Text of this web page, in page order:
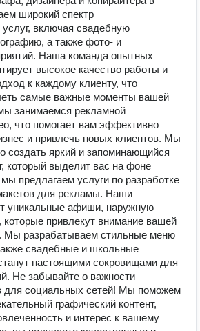
широкий спектр
включая свадебную
а также фото- и
Наша команда опытных
высокое качество работы и
к каждому клиенту, что
самые важные моменты вашей
занимаемся рекламной
что помогает вам эффективно
и привлечь новых клиентов. Мы
создать яркий и запоминающийся
который выделит вас на фоне
предлагаем услуги по разработке
для рекламы. Наши
уникальные афиши, наружную
привлекут внимание вашей
Мы разрабатываем стильные меню
свадебные и школьные
настоящими сокровищами для
Не забывайте о важности
для социальных сетей! Мы поможем
графический контент,
и интерес к вашему